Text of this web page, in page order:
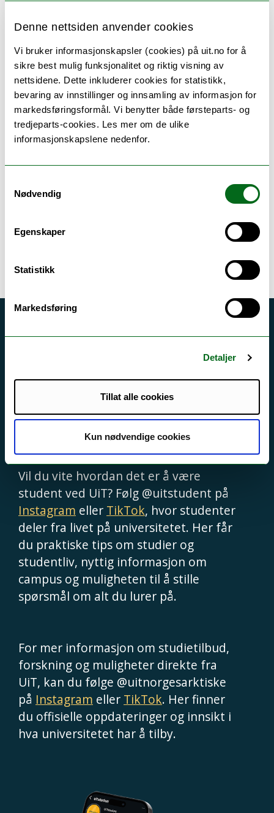
Denne nettsiden anvender cookies
Vi bruker informasjonskapsler (cookies) på uit.no for å
sikre best mulig funksjonalitet og riktig visning av
nettsidene. Dette inkluderer cookies for statistikk,
bevaring av innstillinger og innsamling av informasjon for
markedsføringsformål. Vi benytter både førsteparts- og
tredjeparts-cookies. Les mer om de ulike
informasjonskapslene nedenfor.
Nødvendig
Egenskaper
Statistikk
Markedsføring
Detaljer
Tillat alle cookies
Kun nødvendige cookies
Information for students seeking information on
Why UiT?
Great reasons to choose UiT The Arctic University
of Norway
Hvordan er det å
være student ved
UiT?
Vil du vite hvordan det er å være
student ved UiT? Følg @uitstudent på
Instagram eller TikTok, hvor studenter
deler fra livet på universitetet. Her får
du praktiske tips om studier og
studentliv, nyttig informasjon om
campus og muligheten til å stille
spørsmål om alt du lurer på.
For mer informasjon om studietilbud,
forskning og muligheter direkte fra
UiT, kan du følge @uitnorgesarktiske
på Instagram eller TikTok. Her finner
du offisielle oppdateringer og innsikt i
hva universitetet har å tilby.